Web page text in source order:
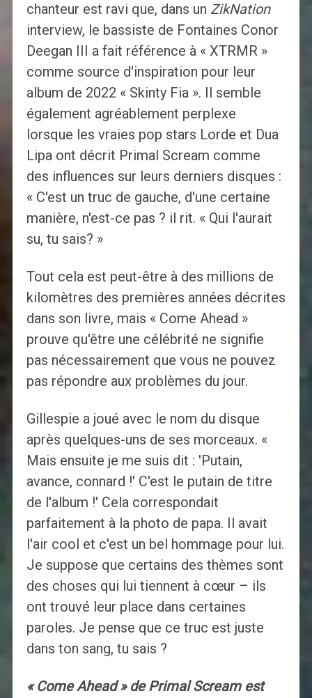
chanteur est ravi que, dans un ZikNation
interview, le bassiste de Fontaines Conor
Deegan III a fait référence à « XTRMR »
comme source d'inspiration pour leur
album de 2022 « Skinty Fia ». Il semble
également agréablement perplexe
lorsque les vraies pop stars Lorde et Dua
Lipa ont décrit Primal Scream comme
des influences sur leurs derniers disques :
« C'est un truc de gauche, d'une certaine
manière, n'est-ce pas ? il rit. « Qui l'aurait
su, tu sais? »
Tout cela est peut-être à des millions de
kilomètres des premières années décrites
dans son livre, mais « Come Ahead »
prouve qu'être une célébrité ne signifie
pas nécessairement que vous ne pouvez
pas répondre aux problèmes du jour.
Gillespie a joué avec le nom du disque
après quelques-uns de ses morceaux. «
Mais ensuite je me suis dit : 'Putain,
avance, connard !' C'est le putain de titre
de l'album !' Cela correspondait
parfaitement à la photo de papa. Il avait
l'air cool et c'est un bel hommage pour lui.
Je suppose que certains des thèmes sont
des choses qui lui tiennent à cœur – ils
ont trouvé leur place dans certaines
paroles. Je pense que ce truc est juste
dans ton sang, tu sais ?
« Come Ahead » de Primal Scream est